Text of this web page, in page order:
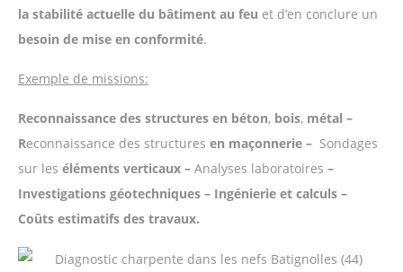
la stabilité actuelle du bâtiment au feu et d’en conclure un
besoin de mise en conformité.
Exemple de missions:
Reconnaissance des structures en béton, bois, métal –
Reconnaissance des structures en maçonnerie – Sondages
sur les éléments verticaux – Analyses laboratoires –
Investigations géotechniques – Ingénierie et calculs –
Coûts estimatifs des travaux.